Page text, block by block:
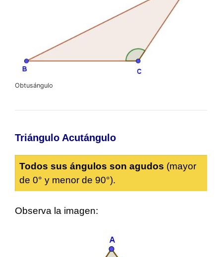
Obtusángulo
Triángulo Acutángulo
Todos sus ángulos son agudos (mayor
de 0° y menor de 90°).
Observa la imagen: